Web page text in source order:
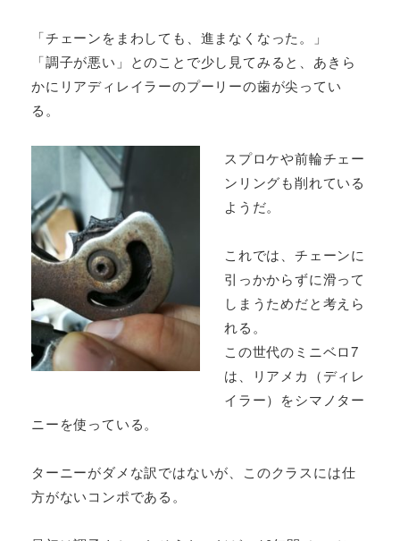
「チェーンをまわしても、進まなくなった。」
「調子が悪い」とのことで少し見てみると、あきら
かにリアディレイラーのプーリーの歯が尖ってい
る。
スプロケや前輪チェー
ンリングも削れている
ようだ。
これでは、チェーンに
引っかからずに滑って
しまうためだと考えら
れる。
この世代のミニベロ7
は、リアメカ（ディレ
イラー）をシマノター
ニーを使っている。
ターニーがダメな訳ではないが、このクラスには仕
方がないコンポである。